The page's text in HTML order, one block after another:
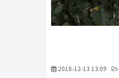
2018-12-13 13:09